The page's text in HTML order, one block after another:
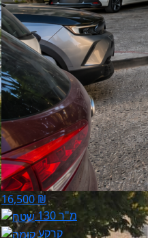
16,500 ₪
130 מ"ר
קרקע